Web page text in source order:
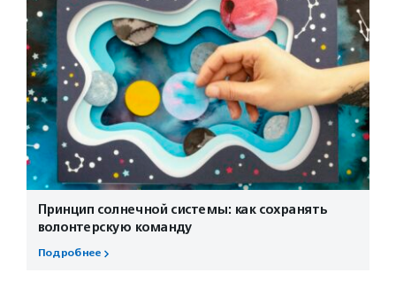
Принцип солнечной системы: как сохранять
волонтерскую команду
Подробнее